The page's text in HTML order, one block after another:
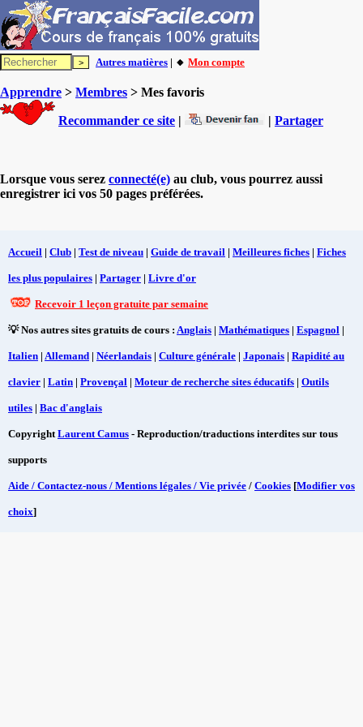
Autres matières | 🔸 Mon compte
Apprendre > Membres > Mes favoris
Recommander ce site | | Partager
Lorsque vous serez connecté(e) au club, vous pourrez aussi
enregistrer ici vos 50 pages préférées.
Accueil | Club | Test de niveau | Guide de travail | Meilleures fiches | Fiches
les plus populaires | Partager | Livre d'or
Recevoir 1 leçon gratuite par semaine
💡 Nos autres sites gratuits de cours : Anglais | Mathématiques | Espagnol |
Italien | Allemand | Néerlandais | Culture générale | Japonais | Rapidité au
clavier | Latin | Provençal | Moteur de recherche sites éducatifs | Outils
utiles | Bac d'anglais
CopyrightLaurent Camus - Reproduction/traductions interdites sur tous
supports
Aide / Contactez-nous / Mentions légales / Vie privée / Cookies [Modifier vos
choix]